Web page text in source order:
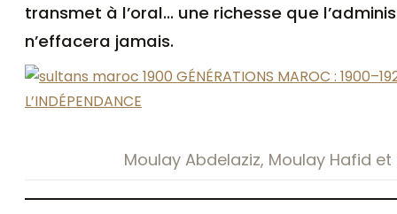
transmet à l’oral… une richesse que
n’effacera jamais.
Moulay Abdelaziz, Moulay Hafid